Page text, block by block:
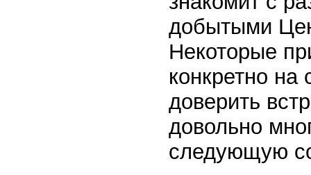
добытыми
Некоторые
конкретно на
доверить
довольно
следующую